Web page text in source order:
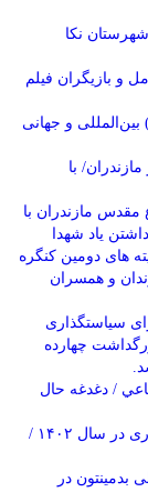
نکا
۲۵ کربلا ” با عوامل و بازیگران فیلم
بین‌المللی و جهانی
مازندران/ با
مقدس مازندران با
یاد شهدا
های دومین کنگره
و همسران
سیاستگذاری
چهارده
/ دغدغه حال
پخش ۲۰ هزار تن آسفالت در معابرشهری ساری در سال ۱۴۰۲ /
بدمینتون در